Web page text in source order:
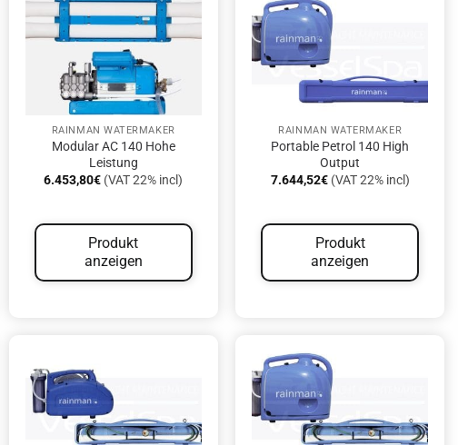
RAINMAN WATERMAKER
Modular AC 140 Hohe
Leistung
6.453,80€ (VAT 22% incl)
Produkt
anzeigen
RAINMAN WATERMAKER
Portable Petrol 140 High
Output
7.644,52€(VAT 22% incl)
Produkt
anzeigen